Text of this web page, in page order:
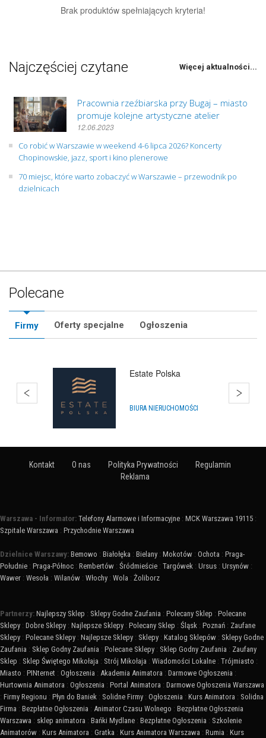
Brak produktów spełniających kryteria!
Najczęściej czytane Więcej aktualności...
Pracownia rzeźbiarska przy Bugaj – miasto
promuje kolejne artystyczne atelier
12.06.2023
Co robić w Warszawie w weekend 4-6 lipca 2026? Koncerty
Chopinowskie, jazz, sport i kino plenerowe
70 miejsc, które warto zobaczyć w Warszawie – przewodnik po
dzielnicach
Polecane
Firmy Oferty specjalne Ogłoszenia
Estate Polska
BIURA NIERUCHOMOŚCI
Kontakt O nas Polityka Prywatności
Regulamin
Reklama
Warszawa - Informator: Telefony Alarmowe i Informacyjne : MCK Warszawa 19115 :
Szpitale Warszawa : Przychodnie Warszawa
Dzielnice Warszawy: Bemowo : Białołęka : Bielany : Mokotów : Ochota : Praga-
Południe : Praga-Północ : Rembertów : Śródmieście : Targówek : Ursus : Ursynów :
Wawer : Wesoła : Wilanów : Włochy : Wola : Żoliborz
Partnerzy: Najlepszy Sklep : Sklepy Godne Zaufania : Polecany Sklep : Polecane
Sklepy : Dobre Sklepy : Najlepsze Sklepy : Polecany Sklep : Śląsk : Poznań : Zaufane
Sklepy : Polecane Sklepy : Najlepsze Sklepy : Sklepy : Katalog Sklepów : Sklepy Godne
Zaufania : Sklep Godny Zaufania : Polecane Sklepy : Sklep Godny Zaufania : Zaufany
Sklep : Sklep Świętego Mikołaja : Strój Mikołaja : Wiadomości Lokalne : Trójmiasto :
Miasto : PINternet : Ogłoszenia : Akademia Animatora : Darmowe Ogłoszenia :
Hurtownia Animatora : Ogłoszenia : Portal Animatora : Darmowe Ogłoszenia Warszawa
: Firmy Regionu : Płyn do Baniek : Solidne Firmy : Ogłoszenia : Kurs Animatora : Solidna
Firma : Bezpłatne Ogłoszenia : Animator Czasu Wolnego : Bezpłatne Ogłoszenia
Warszawa : sklep animatora : Bańki Mydlane : Bezpłatne Ogłoszenia : Szkolenie
Animatorów : Kurs Animatora : Gratka : Kurs Animatora Warszawa : Rumia : Kurs